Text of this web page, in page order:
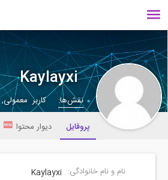
Kaylayxi
نقش‌ها:
کاربر معمولی,
پروفایل
دیوار محتوا
نام و نام خانوادگی: Kaylayxi